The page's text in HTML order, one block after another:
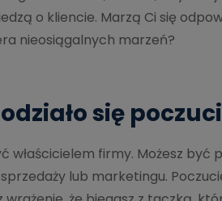
o kliencie. Marzą Ci się
nieosiągalnych marzeń?
się
właścicielem firmy. Możesz
lub marketingu.